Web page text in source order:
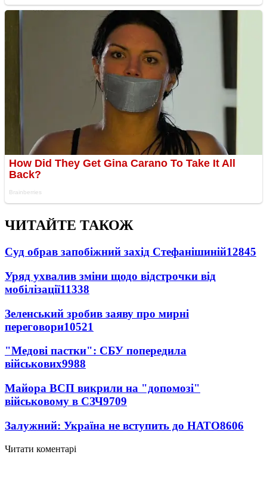
ЧИТАЙТЕ ТАКОЖ
Суд обрав запобіжний захід Стефанішиній12845
Уряд ухвалив зміни щодо відстрочки від
мобілізації11338
Зеленський зробив заяву про мирні
переговори10521
"Медові пастки": СБУ попередила
військових9988
Майора ВСП викрили на "допомозі"
військовому в СЗЧ9709
Залужний: Україна не вступить до НАТО8606
Читати коментарі